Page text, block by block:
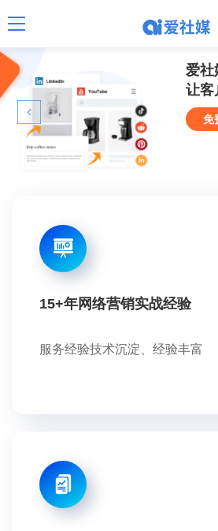
爱社媒营销
让客户主
免费咨询
15+年网络营销实战经验
服务经验技术沉淀、经验丰富